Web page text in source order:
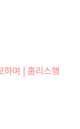
하며 | 홈리스행